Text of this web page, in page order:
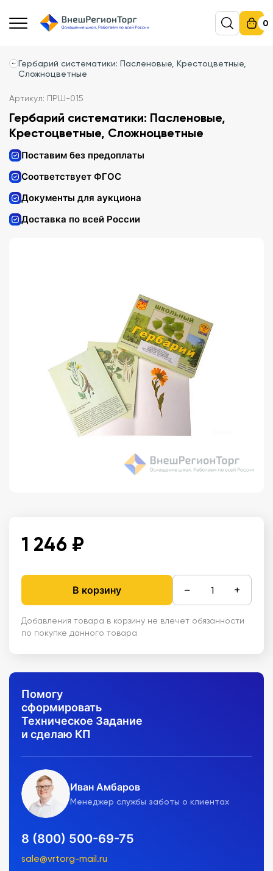
0
Гербарий систематики: Пасленовые, Крестоцветные,
Сложноцветные
Артикул: ПРШ-015
Гербарий систематики: Пасленовые,
Крестоцветные, Сложноцветные
Поставим без предоплаты
Соответствует ФГОС
Документы для аукциона
Доставка по всей России
1 246 ₽
В корзину − +
Добавления товара в корзину не влечет обязанности
по покупке данного товара
Помогу
сформировать
Техническое Задание
и сделаю КП
Иван Амбаров
Менеджер службы заботы о клиентах
8 (800) 500-69-75
sale@vrtorg-mail.ru